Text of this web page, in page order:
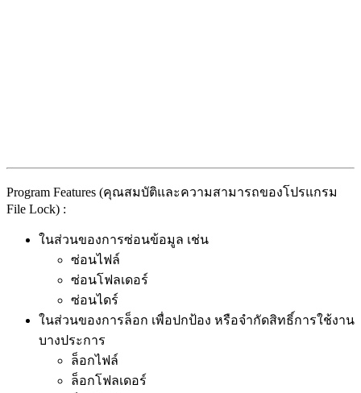
Program Features (คุณสมบัติและความสามารถของโปรแกรม
File Lock) :
ในส่วนของการซ่อนข้อมูล เช่น
ซ่อนไฟล์
ซ่อนโฟลเดอร์
ซ่อนไดร์
ในส่วนของการล็อก เพื่อปกป้อง หรือจำกัดสิทธิ์การใช้งาน
บางประการ
ล็อกไฟล์
ล็อกโฟลเดอร์